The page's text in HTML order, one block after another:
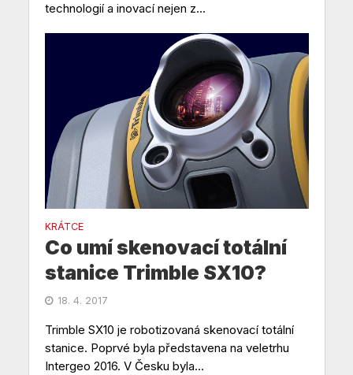
technologií a inovací nejen z...
KRÁTCE
Co umí skenovací totální
stanice Trimble SX10?
18. 4. 2017
Trimble SX10 je robotizovaná skenovací totální
stanice. Poprvé byla představena na veletrhu
Intergeo 2016. V Česku byla...